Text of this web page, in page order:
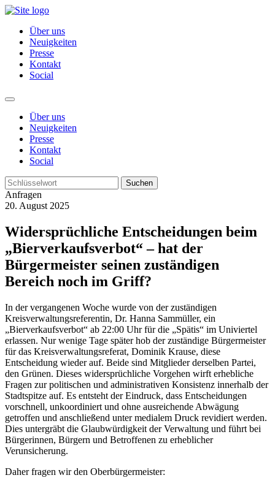
Über uns
Neuigkeiten
Presse
Kontakt
Social
Über uns
Neuigkeiten
Presse
Kontakt
Social
Suchen
Anfragen
20. August 2025
Widersprüchliche Entscheidungen beim
„Bierverkaufsverbot“ – hat der
Bürgermeister seinen zuständigen
Bereich noch im Griff?
In der vergangenen Woche wurde von der zuständigen
Kreisverwaltungsreferentin, Dr. Hanna Sammüller, ein
„Bierverkaufsverbot“ ab 22:00 Uhr für die „Spätis“ im Univiertel
erlassen. Nur wenige Tage später hob der zuständige Bürgermeister
für das Kreisverwaltungsreferat, Dominik Krause, diese
Entscheidung wieder auf. Beide sind Mitglieder derselben Partei,
den Grünen. Dieses widersprüchliche Vorgehen wirft erhebliche
Fragen zur politischen und administrativen Konsistenz innerhalb der
Stadtspitze auf. Es entsteht der Eindruck, dass Entscheidungen
vorschnell, unkoordiniert und ohne ausreichende Abwägung
getroffen und anschließend unter medialem Druck revidiert werden.
Dies untergräbt die Glaubwürdigkeit der Verwaltung und führt bei
Bürgerinnen, Bürgern und Betroffenen zu erheblicher
Verunsicherung.
Daher fragen wir den Oberbürgermeister: